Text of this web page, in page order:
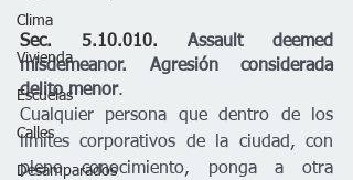
Clima
Vivienda
Escuelas
Calles
Desamparados
Sec. 5.10.010. Assault deemed
misdemeanor.
Agresión considerada
delito menor.
Cualquier persona que dentro de los
límites corporativos de la ciudad, con
pleno conocimiento, ponga a otra